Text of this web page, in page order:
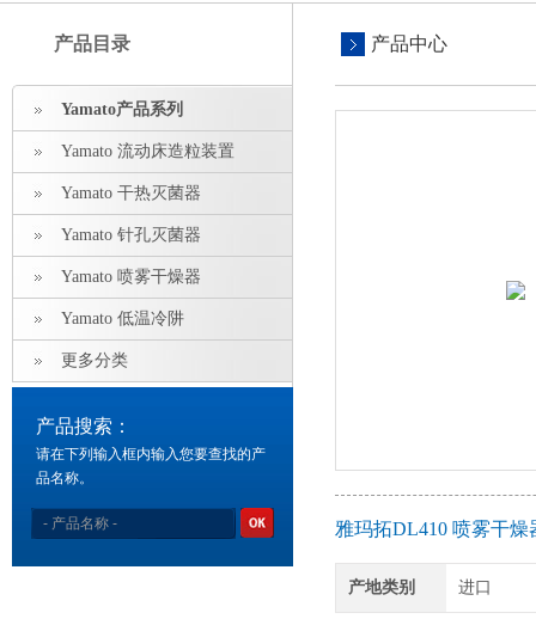
产品目录
Yamato产品系列
Yamato 流动床造粒装置
Yamato 干热灭菌器
Yamato 针孔灭菌器
Yamato 喷雾干燥器
Yamato 低温冷阱
更多分类
产品搜索：
请在下列输入框内输入您要查找的产
品名称。
产品中心
雅玛拓DL410 喷雾干燥
产地类别 进口